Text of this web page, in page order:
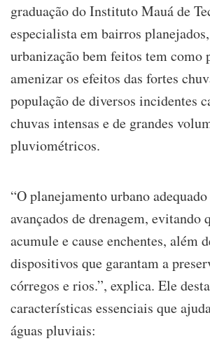
graduação do Instituto Mauá de
especialista em bairros
urbanização bem feitos tem como
amenizar os efeitos das fortes
população de diversos incidentes
chuvas intensas e de grandes
pluviométricos.
“O planejamento urbano
avançados de drenagem, evitando
acumule e cause enchentes, além
dispositivos que garantam a
córregos e rios.”, explica. Ele
características essenciais que
águas pluviais: